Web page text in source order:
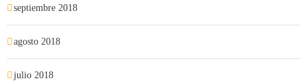
septiembre 2018
agosto 2018
julio 2018